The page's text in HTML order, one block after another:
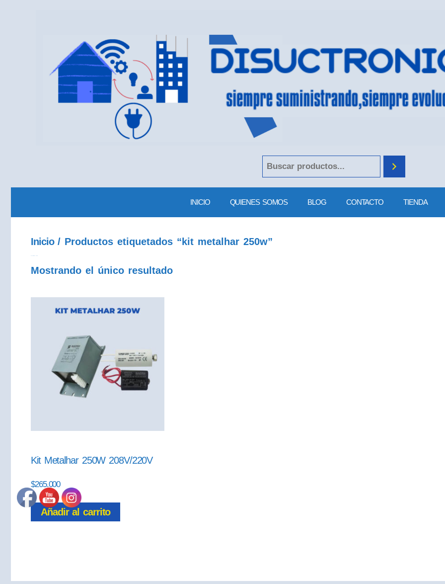
INICIO QUIENES SOMOS BLOG CONTACTO TIENDA
Inicio/ Productos etiquetados “kit metalhar 250w”
Mostrando el único resultado
Kit Metalhar 250W 208V/220V
$265.000
Añadir al carrito